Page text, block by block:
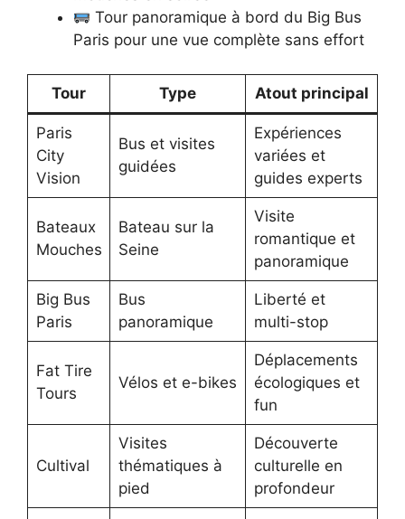
Tour panoramique à bord du Big Bus
Paris pour une vue complète sans effort
Tour Type Atout principal
Paris
City
Vision
Bus et visites
guidées
Expériences
variées et
guides experts
Bateaux
Mouches
Bateau sur la
Seine
Visite
romantique et
panoramique
Big Bus
Paris
Bus
panoramique
Liberté et
multi-stop
Fat Tire
Tours
Vélos et e-bikes
Déplacements
écologiques et
fun
Cultival
Visites
thématiques à
pied
Découverte
culturelle en
profondeur